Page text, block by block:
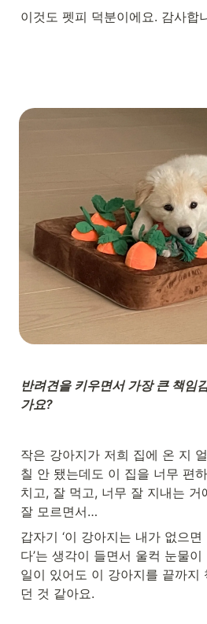
이것도 펫피 덕분이에요. 감사합
반려견을 키우면서 가장 큰 책임
가요?
작은 강아지가 저희 집에 온 지
칠 안 됐는데도 이 집을 너무 편
치고, 잘 먹고, 너무 잘 지내는 거
잘 모르면서…
갑자기 ‘이 강아지는 내가 없으
다’는 생각이 들면서 울컥 눈물
일이 있어도 이 강아지를 끝까지
던 것 같아요.